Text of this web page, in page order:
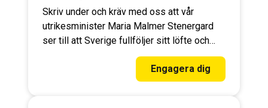
Skriv under och kräv med oss att vår
utrikesminister Maria Malmer Stenergard
ser till att Sverige fullföljer sitt löfte och
godkänner avtalet. Skydda haven, Maria!
Engagera dig